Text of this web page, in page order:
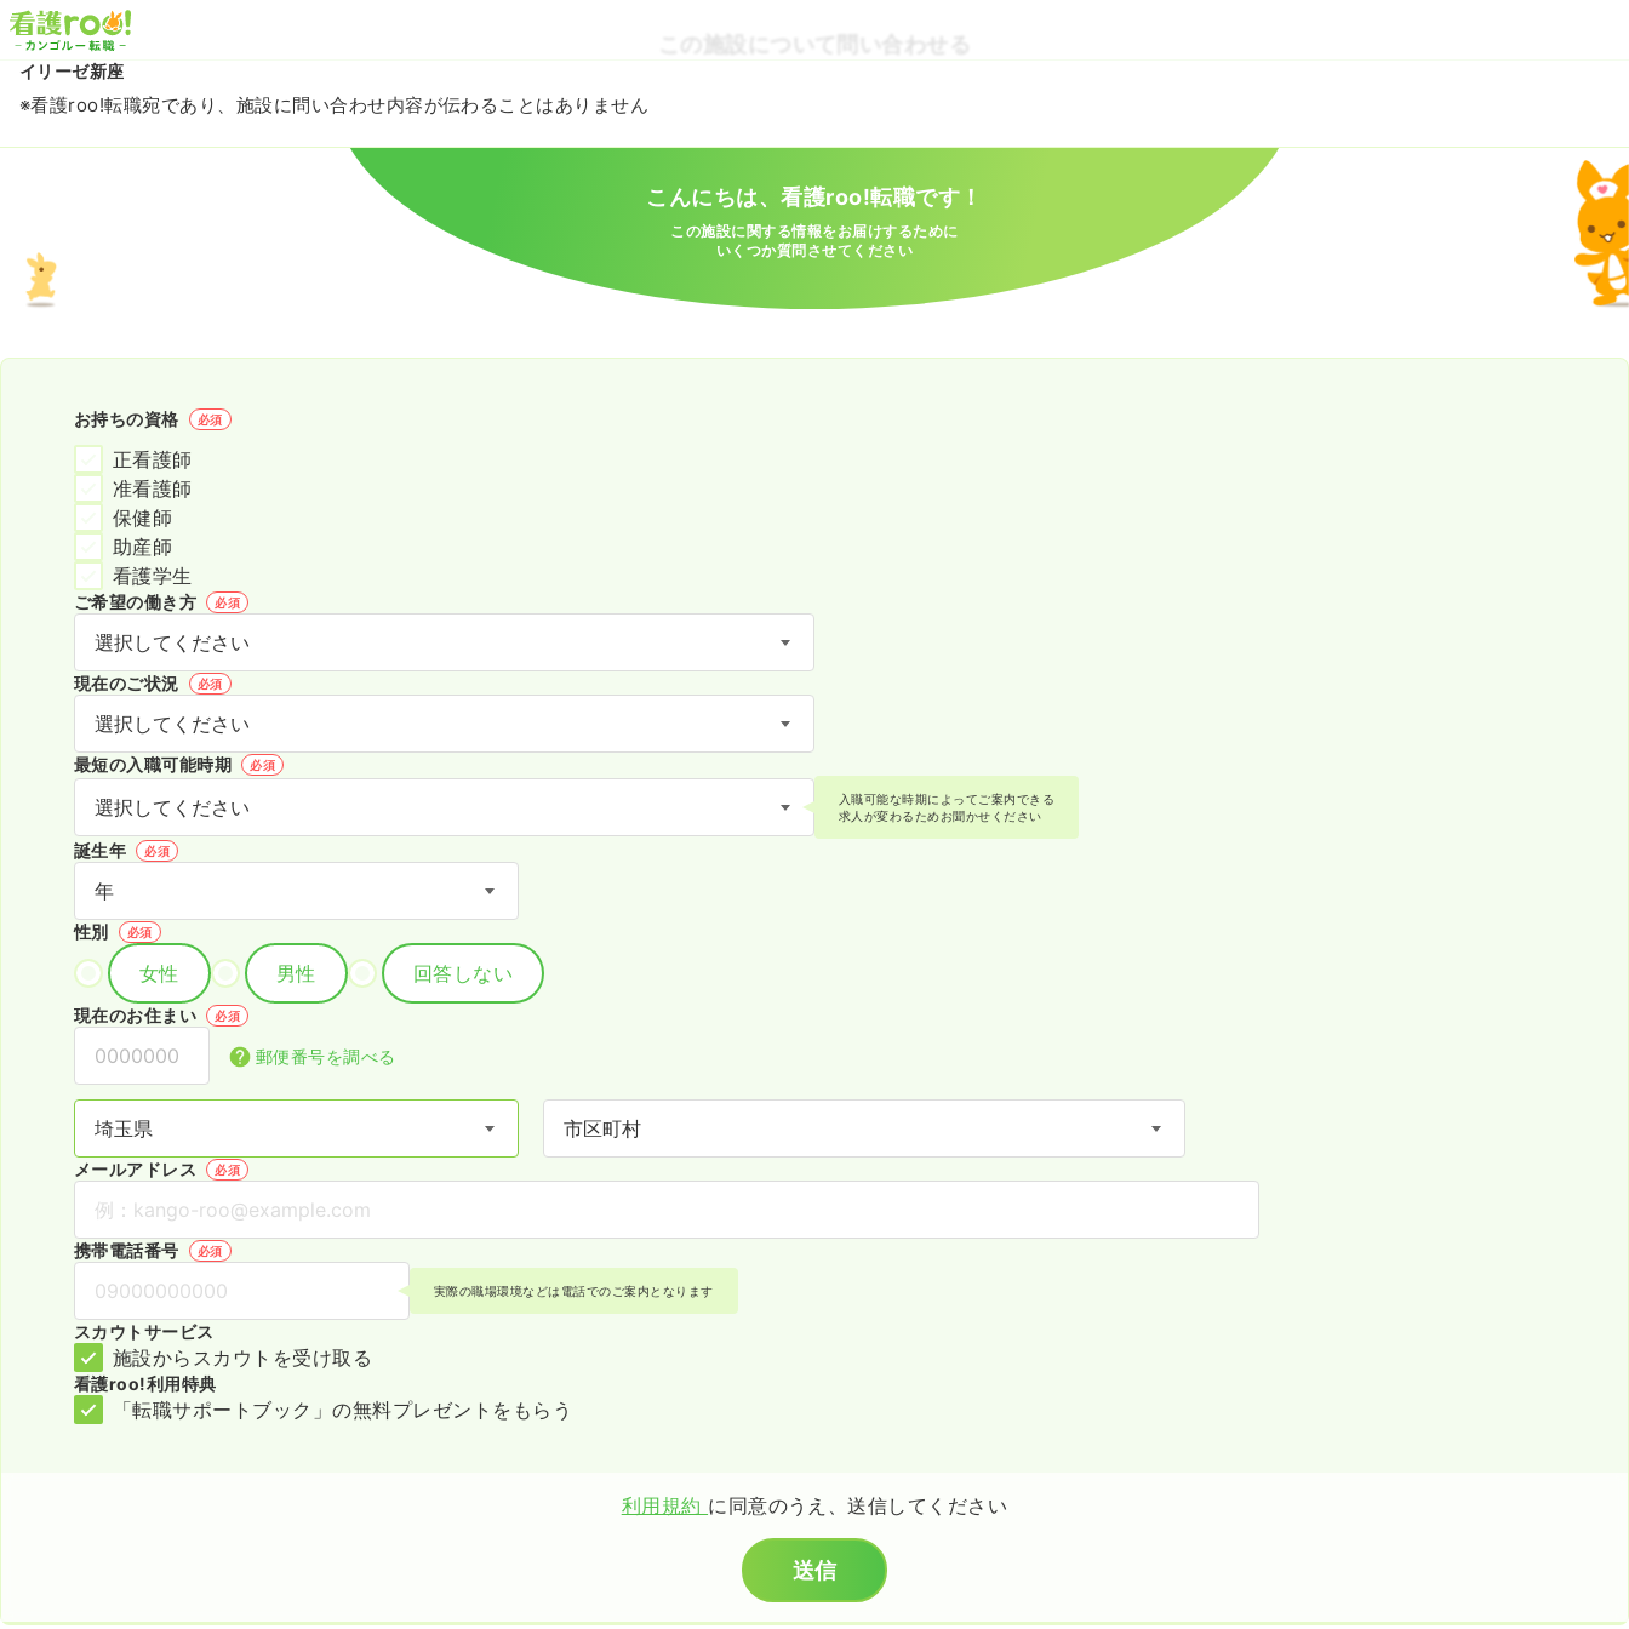
この施設について問い合わせる
イリーゼ新座
※看護roo!転職宛であり、施設に問い合わせ内容が伝わることはありません
こんにちは、看護roo!転職です！
この施設に関する情報をお届けするために
いくつか質問させてください
お持ちの資格 必須
正看護師
准看護師
保健師
助産師
看護学生
ご希望の働き方 必須
現在のご状況 必須
最短の入職可能時期 必須
入職可能な時期によってご案内できる
求人が変わるためお聞かせください
誕生年 必須
性別 必須
女性 男性 回答しない
現在のお住まい 必須
郵便番号を調べる
メールアドレス 必須
携帯電話番号 必須
実際の職場環境などは電話でのご案内となります
スカウトサービス
施設からスカウトを受け取る
看護roo!利用特典
「転職サポートブック」の無料プレゼントをもらう
利用規約 に同意のうえ、送信してください
送信